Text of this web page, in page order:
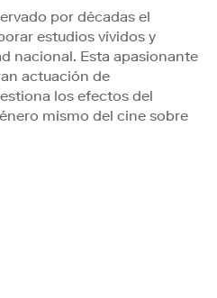
por décadas el
estudios vívidos y
nacional. Esta apasionante
actuación de
los efectos del
mismo del cine sobre